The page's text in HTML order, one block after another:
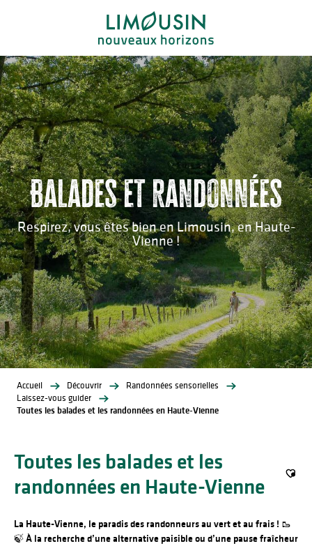
principal
Balades et randonnées
Respirez, vous êtes bien en Limousin, en Haute-
Vienne !
Accueil Découvrir
Randonnées sensorielles
Laissez-vous guider
Toutes les balades et les randonnées en Haute-Vienne
Toutes les balades et les
randonnées en Haute-Vienne
La Haute-Vienne, le paradis des randonneurs au vert et au frais ! 🥾
🍃À la recherche d’une alternative paisible ou d’une pause fraîcheur